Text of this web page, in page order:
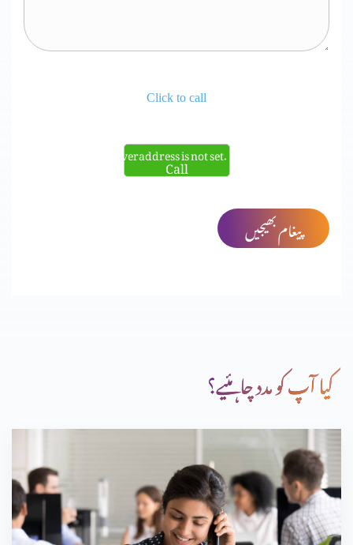
Click to call
Serveraddress is not set.
Call
پیغام بھیجیں
کیا آپ کو مدد چاہئیے؟